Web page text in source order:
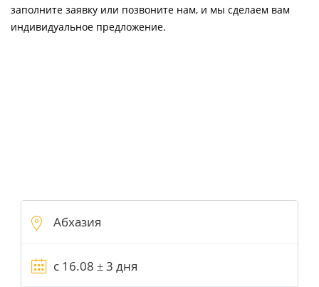
заполните заявку или позвоните нам, и мы сделаем вам
индивидуальное предложение.